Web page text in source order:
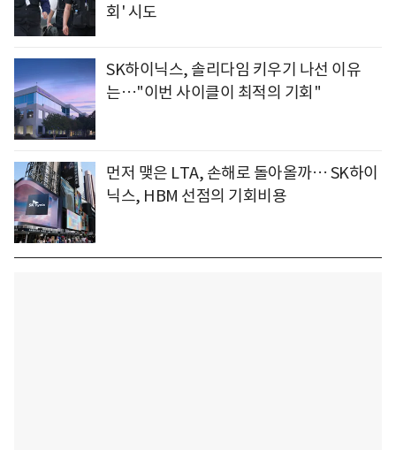
회' 시도
SK하이닉스, 솔리다임 키우기 나선 이유
는…"이번 사이클이 최적의 기회"
먼저 맺은 LTA, 손해로 돌아올까… SK하이
닉스, HBM 선점의 기회비용